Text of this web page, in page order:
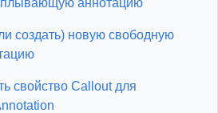
аннотацию
создать) новую свободную
свойство Callout для